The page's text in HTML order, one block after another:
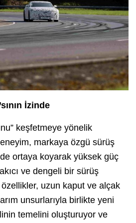
İzinde
keşfetmeye yönelik
markaya özgü sürüş
ortaya koyarak yüksek güç
ve dengeli bir sürüş
uzun kaput ve alçak
unsurlarıyla birlikte yeni
temelini oluşturuyor ve